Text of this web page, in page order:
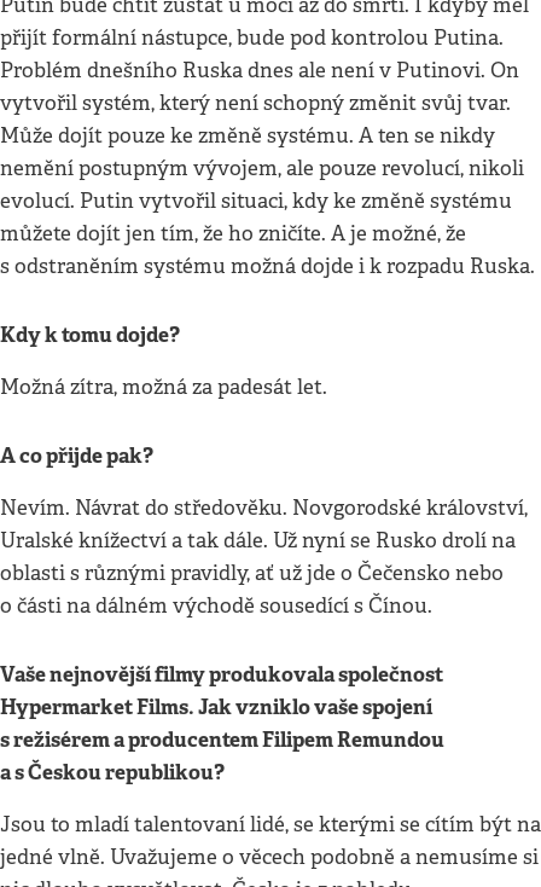
přijít formální nástupce, bude pod kontrolou Putina.
Problém dnešního Ruska dnes ale není v Putinovi. On
vytvořil systém, který není schopný změnit svůj tvar.
Může dojít pouze ke změně systému. A ten se nikdy
nemění postupným vývojem, ale pouze revolucí, nikoli
evolucí. Putin vytvořil situaci, kdy ke změně systému
můžete dojít jen tím, že ho zničíte. A je možné, že
s odstraněním systému možná dojde i k rozpadu Ruska.
Kdy k tomu dojde?
Možná zítra, možná za padesát let.
A co přijde pak?
Nevím. Návrat do středověku. Novgorodské království,
Uralské knížectví a tak dále. Už nyní se Rusko drolí na
oblasti s různými pravidly, ať už jde o Čečensko nebo
o části na dálném východě sousedící s Čínou.
Vaše nejnovější filmy produkovala společnost
Hypermarket Films. Jak vzniklo vaše spojení
s režisérem a producentem Filipem Remundou
a s Českou republikou?
Jsou to mladí talentovaní lidé, se kterými se cítím být na
jedné vlně. Uvažujeme o věcech podobně a nemusíme si